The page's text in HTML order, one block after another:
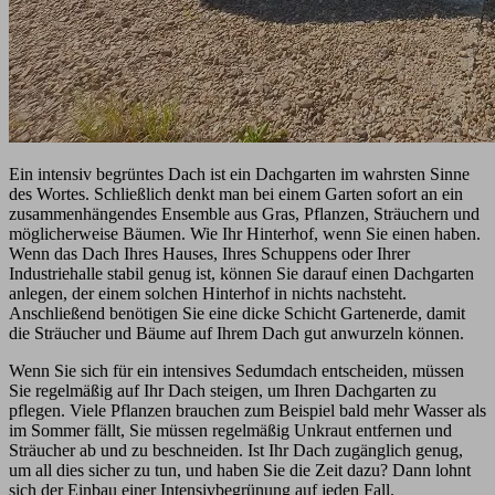
Ein intensiv begrüntes Dach ist ein Dachgarten im wahrsten Sinne
des Wortes. Schließlich denkt man bei einem Garten sofort an ein
zusammenhängendes Ensemble aus Gras, Pflanzen, Sträuchern und
möglicherweise Bäumen. Wie Ihr Hinterhof, wenn Sie einen haben.
Wenn das Dach Ihres Hauses, Ihres Schuppens oder Ihrer
Industriehalle stabil genug ist, können Sie darauf einen Dachgarten
anlegen, der einem solchen Hinterhof in nichts nachsteht.
Anschließend benötigen Sie eine dicke Schicht Gartenerde, damit
die Sträucher und Bäume auf Ihrem Dach gut anwurzeln können.
Wenn Sie sich für ein intensives Sedumdach entscheiden, müssen
Sie regelmäßig auf Ihr Dach steigen, um Ihren Dachgarten zu
pflegen. Viele Pflanzen brauchen zum Beispiel bald mehr Wasser als
im Sommer fällt, Sie müssen regelmäßig Unkraut entfernen und
Sträucher ab und zu beschneiden. Ist Ihr Dach zugänglich genug,
um all dies sicher zu tun, und haben Sie die Zeit dazu? Dann lohnt
sich der Einbau einer Intensivbegrünung auf jeden Fall.